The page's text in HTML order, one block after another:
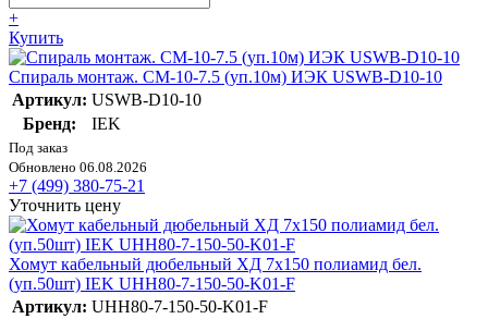
+
Купить
Спираль монтаж. СМ-10-7.5 (уп.10м) ИЭК USWB-D10-10
Артикул: USWB-D10-10
Бренд:
IEK
Под заказ
Обновлено 06.08.2026
+7 (499) 380-75-21
Уточнить цену
Хомут кабельный дюбельный ХД 7х150 полиамид бел.
(уп.50шт) IEK UHH80-7-150-50-K01-F
Артикул: UHH80-7-150-50-K01-F